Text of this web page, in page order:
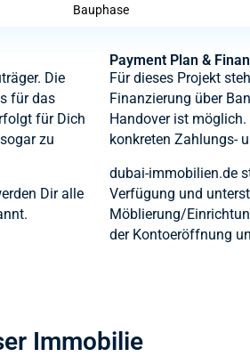
Bauphase
Die
für das
für Dich
zu
Dir alle
Payment Plan &
Für dieses Projekt
Finanzierung über
Handover ist möglich.
konkreten Zahlungs-
dubai-immobilien.de
Verfügung und
Möblierung/
der Kontoeröffnung
Immobilie